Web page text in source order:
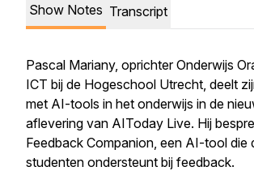
Show Notes Transcript
Pascal Mariany, oprichter Onderwijs
ICT bij de Hogeschool Utrecht, deelt
met AI-tools in het onderwijs in de
aflevering van AIToday Live. Hij
Feedback Companion, een AI-tool die
studenten ondersteunt bij feedback.